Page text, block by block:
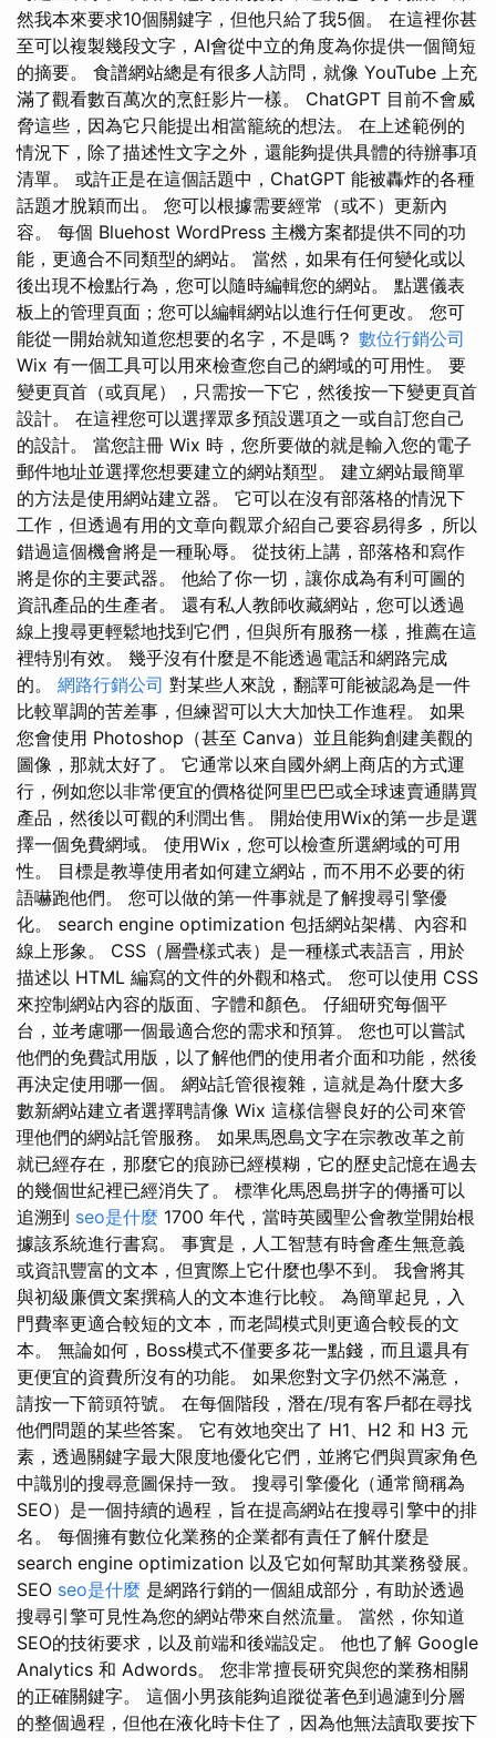
然我本來要求10個關鍵字，但他只給了我5個。 在這裡你甚
至可以複製幾段文字，AI會從中立的角度為你提供一個簡短
的摘要。 食譜網站總是有很多人訪問，就像 YouTube 上充
滿了觀看數百萬次的烹飪影片一樣。 ChatGPT 目前不會威
脅這些，因為它只能提出相當籠統的想法。 在上述範例的
情況下，除了描述性文字之外，還能夠提供具體的待辦事項
清單。 或許正是在這個話題中，ChatGPT 能被轟炸的各種
話題才脫穎而出。 您可以根據需要經常（或不）更新內
容。 每個 Bluehost WordPress 主機方案都提供不同的功
能，更適合不同類型的網站。 當然，如果有任何變化或以
後出現不檢點行為，您可以隨時編輯您的網站。 點選儀表
板上的管理頁面；您可以編輯網站以進行任何更改。 您可
能從一開始就知道您想要的名字，不是嗎？ 數位行銷公司
Wix 有一個工具可以用來檢查您自己的網域的可用性。 要
變更頁首（或頁尾），只需按一下它，然後按一下變更頁首
設計。 在這裡您可以選擇眾多預設選項之一或自訂您自己
的設計。 當您註冊 Wix 時，您所要做的就是輸入您的電子
郵件地址並選擇您想要建立的網站類型。 建立網站最簡單
的方法是使用網站建立器。 它可以在沒有部落格的情況下
工作，但透過有用的文章向觀眾介紹自己要容易得多，所以
錯過這個機會將是一種恥辱。 從技術上講，部落格和寫作
將是你的主要武器。 他給了你一切，讓你成為有利可圖的
資訊產品的生產者。 還有私人教師收藏網站，您可以透過
線上搜尋更輕鬆地找到它們，但與所有服務一樣，推薦在這
裡特別有效。 幾乎沒有什麼是不能透過電話和網路完成
的。 網路行銷公司 對某些人來說，翻譯可能被認為是一件
比較單調的苦差事，但練習可以大大加快工作進程。 如果
您會使用 Photoshop（甚至 Canva）並且能夠創建美觀的
圖像，那就太好了。 它通常以來自國外網上商店的方式運
行，例如您以非常便宜的價格從阿里巴巴或全球速賣通購買
產品，然後以可觀的利潤出售。 開始使用Wix的第一步是選
擇一個免費網域。 使用Wix，您可以檢查所選網域的可用
性。 目標是教導使用者如何建立網站，而不用不必要的術
語嚇跑他們。 您可以做的第一件事就是了解搜尋引擎優
化。 search engine optimization 包括網站架構、內容和
線上形象。 CSS（層疊樣式表）是一種樣式表語言，用於
描述以 HTML 編寫的文件的外觀和格式。 您可以使用 CSS
來控制網站內容的版面、字體和顏色。 仔細研究每個平
台，並考慮哪一個最適合您的需求和預算。 您也可以嘗試
他們的免費試用版，以了解他們的使用者介面和功能，然後
再決定使用哪一個。 網站託管很複雜，這就是為什麼大多
數新網站建立者選擇聘請像 Wix 這樣信譽良好的公司來管
理他們的網站託管服務。 如果馬恩島文字在宗教改革之前
就已經存在，那麼它的痕跡已經模糊，它的歷史記憶在過去
的幾個世紀裡已經消失了。 標準化馬恩島拼字的傳播可以
追溯到 seo是什麼 1700 年代，當時英國聖公會教堂開始根
據該系統進行書寫。 事實是，人工智慧有時會產生無意義
或資訊豐富的文本，但實際上它什麼也學不到。 我會將其
與初級廉價文案撰稿人的文本進行比較。 為簡單起見，入
門費率更適合較短的文本，而老闆模式則更適合較長的文
本。 無論如何，Boss模式不僅要多花一點錢，而且還具有
更便宜的資費所沒有的功能。 如果您對文字仍然不滿意，
請按一下箭頭符號。 在每個階段，潛在/現有客戶都在尋找
他們問題的某些答案。 它有效地突出了 H1、H2 和 H3 元
素，透過關鍵字最大限度地優化它們，並將它們與買家角色
中識別的搜尋意圖保持一致。 搜尋引擎優化（通常簡稱為
SEO）是一個持續的過程，旨在提高網站在搜尋引擎中的排
名。 每個擁有數位化業務的企業都有責任了解什麼是
search engine optimization 以及它如何幫助其業務發展。
SEO seo是什麼 是網路行銷的一個組成部分，有助於透過
搜尋引擎可見性為您的網站帶來自然流量。 當然，你知道
SEO的技術要求，以及前端和後端設定。 他也了解 Google
Analytics 和 Adwords。 您非常擅長研究與您的業務相關
的正確關鍵字。 這個小男孩能夠追蹤從著色到過濾到分層
的整個過程，但他在液化時卡住了，因為他無法讀取要按下